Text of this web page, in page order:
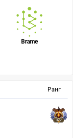
Ранг
377
Brame